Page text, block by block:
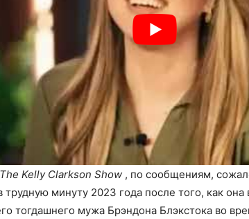
The Kelly Clarkson Show , по сообщениям,
трудную минуту 2023 года после того, как она
тогдашнего мужа Брэндона Блэкстока во